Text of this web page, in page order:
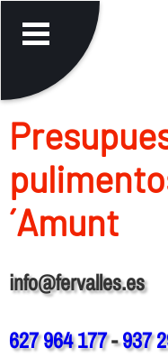
´Amunt
info@fervalles.es
627 964 177-937